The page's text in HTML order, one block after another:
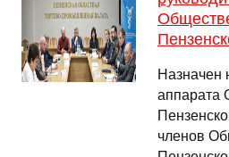
Назначен
аппарата
членов